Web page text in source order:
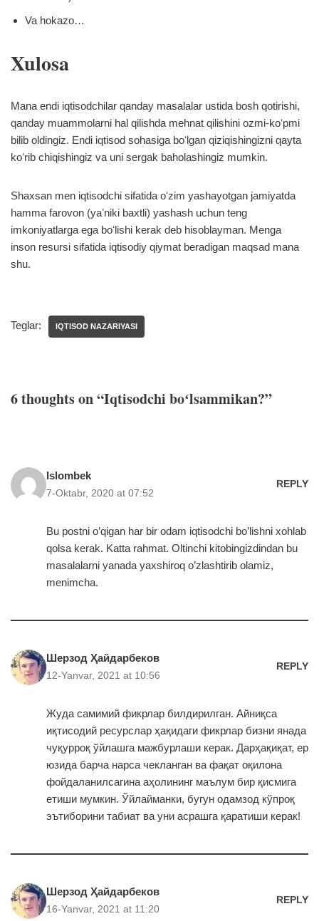
Va hokazo…
Xulosa
Mana endi iqtisodchilar qanday masalalar ustida bosh qotirishi,
qanday muammolarni hal qilishda mehnat qilishini ozmi-koʻpmi
bilib oldingiz. Endi iqtisod sohasiga boʻlgan qiziqishingizni qayta
koʻrib chiqishingiz va uni sergak baholashingiz mumkin.
Shaxsan men iqtisodchi sifatida oʻzim yashayotgan jamiyatda
hamma farovon (yaʼniki baxtli) yashash uchun teng
imkoniyatlarga ega boʻlishi kerak deb hisoblayman. Menga
inson resursi sifatida iqtisodiy qiymat beradigan maqsad mana
shu.
Teglar: IQTISOD NAZARIYASI
6 thoughts on “Iqtisodchi boʻlsammikan?”
Islombek
7-Oktabr, 2020 at 07:52
REPLY
Bu postni o’qigan har bir odam iqtisodchi bo’lishni xohlab
qolsa kerak. Katta rahmat. Oltinchi kitobingizdindan bu
masalalarni yanada yaxshiroq o’zlashtirib olamiz,
menimcha.
Шерзод Ҳайдарбеков
12-Yanvar, 2021 at 10:56
REPLY
Жуда самимий фикрлар билдирилган. Айниқса
иқтисодий ресурслар ҳақидаги фикрлар бизни янада
чуқурроқ ўйлашга мажбурлаши керак. Дарҳақиқат, ер
юзида барча нарса чекланган ва фақат оқилона
фойдаланилсагина аҳолининг маълум бир қисмига
етиши мумкин. Ўйлайманки, бугун одамзод кўпроқ
эътиборини табиат ва уни асрашга қаратиши керак!
Шерзод Ҳайдарбеков
16-Yanvar, 2021 at 11:20
REPLY